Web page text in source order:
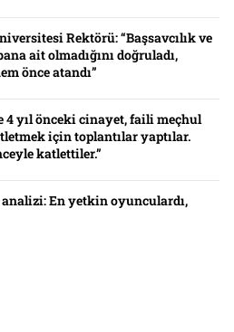
Rektörü: “Başsavcılık ve
ait olmadığını doğruladı,
önce atandı”
4 yıl önceki cinayet, faili meçhul
için toplantılar yaptılar.
katlettiler.”
En yetkin oyunculardı,